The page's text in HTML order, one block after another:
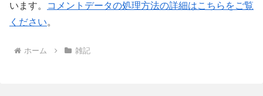
います。
コメントデータの処理方法の詳細はこちらをご覧
ください。
ホーム 雑記